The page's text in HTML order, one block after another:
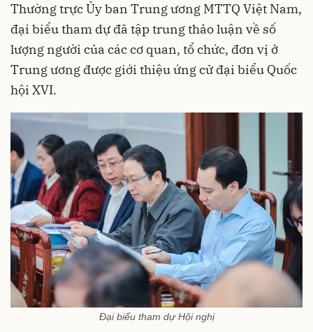
Thường trực Ủy ban Trung ương MTTQ Việt Nam,
đại biểu tham dự đã tập trung thảo luận về số
lượng người của các cơ quan, tổ chức, đơn vị ở
Trung ương được giới thiệu ứng cử đại biểu Quốc
hội XVI.
Đại biểu tham dự Hội nghị